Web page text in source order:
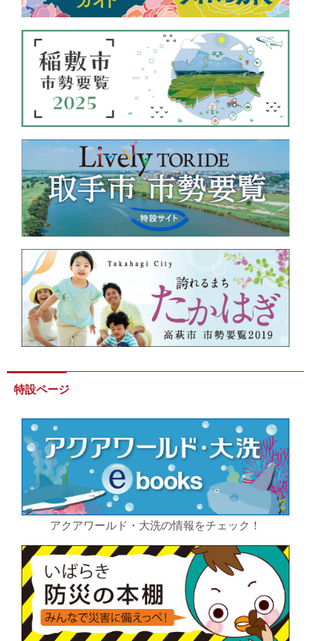
特設ページ
アクアワールド・大洗の情報をチェック！